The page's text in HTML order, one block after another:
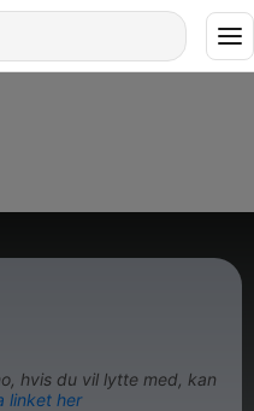
hvis du vil lytte med, kan
linket her